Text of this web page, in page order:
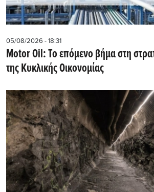
05/08/2026 - 18:31
Motor Oil: Το επόμενο βήμα στη
της Κυκλικής Οικονομίας